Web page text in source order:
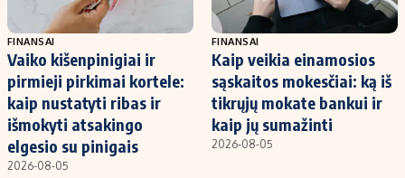
FINANSAI
Vaiko kišenpinigiai ir
pirmieji pirkimai kortele:
kaip nustatyti ribas ir
išmokyti atsakingo
elgesio su pinigais
2026-08-05
FINANSAI
Kaip veikia einamosios
sąskaitos mokesčiai: ką iš
tikrųjų mokate bankui ir
kaip jų sumažinti
2026-08-05